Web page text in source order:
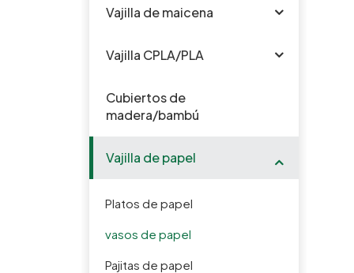
Vajilla de maicena
Vajilla CPLA/PLA
Cubiertos de
madera/bambú
Vajilla de papel
Platos de papel
vasos de papel
Pajitas de papel